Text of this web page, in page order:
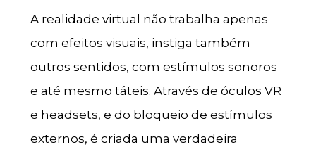
A realidade virtual não trabalha apenas
com efeitos visuais, instiga também
outros sentidos, com estímulos sonoros
e até mesmo táteis. Através de óculos VR
e headsets, e do bloqueio de estímulos
externos, é criada uma verdadeira